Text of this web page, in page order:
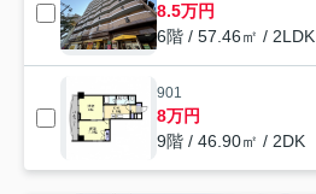
8.5万円
6階 / 57.46㎡ / 2LDK
901
8万円
9階 / 46.90㎡ / 2DK